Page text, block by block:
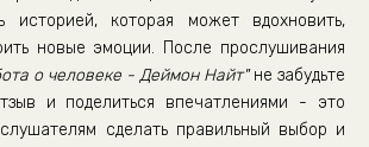
историей, которая может вдохновить,
новые эмоции. После прослушивания
о человеке - Деймон Найт"не забудьте
и поделиться впечатлениями - это
сделать правильный выбор и